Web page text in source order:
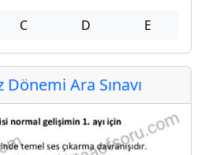
C D E
Ara Sınavı